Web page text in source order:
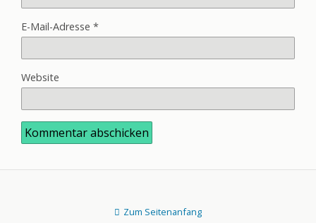
E-Mail-Adresse *
Website
Zum Seitenanfang